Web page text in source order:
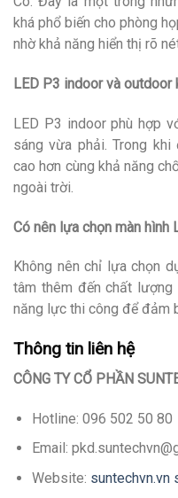
khá phổ biến cho phòng
nhờ khả năng hiển thị rõ
LED P3 indoor và outdoor
LED P3 indoor phù hợp
sáng vừa phải. Trong
cao hơn cùng khả năng
ngoài trời.
Có nên lựa chọn màn hình
Không nên chỉ lựa chọn
tâm thêm đến chất
năng lực thi công để đảm
Thông tin liên hệ
CÔNG TY CỔ PHẦN
Hotline: 096 502 50 80
Email:
Website: suntechvn.vn